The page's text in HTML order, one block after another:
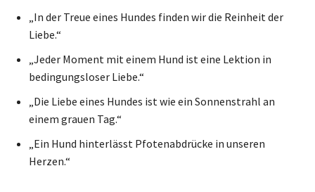
„In der Treue eines Hundes finden wir die Reinheit der
Liebe.“
„Jeder Moment mit einem Hund ist eine Lektion in
bedingungsloser Liebe.“
„Die Liebe eines Hundes ist wie ein Sonnenstrahl an
einem grauen Tag.“
„Ein Hund hinterlässt Pfotenabdrücke in unseren
Herzen.“